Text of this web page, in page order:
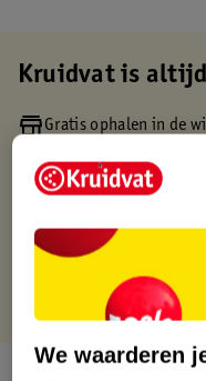
Kruidvat is
Gratis ophalen in de
Gratis thuisbezorgd
Gratis punten met je
We waarderen